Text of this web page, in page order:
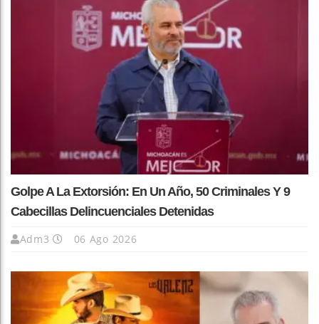
Golpe A La Extorsión: En Un Año, 50 Criminales Y 9
Cabecillas Delincuenciales Detenidas
Adm3 06 Ago 2026